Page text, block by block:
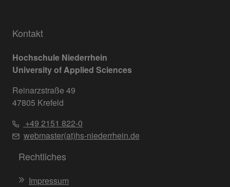
Kontakt
Hochschule Niederrhein
University of Applied Sciences
Reinarzstraße 49
47805 Krefeld
+49 2151 822-0
webmaster(at)hs-niederrhein.de
Rechtliches
Impressum